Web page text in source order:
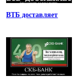
ВТБ доставляет